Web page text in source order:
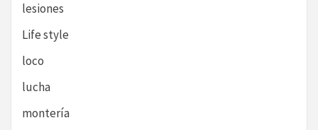
lesiones
Life style
loco
lucha
montería